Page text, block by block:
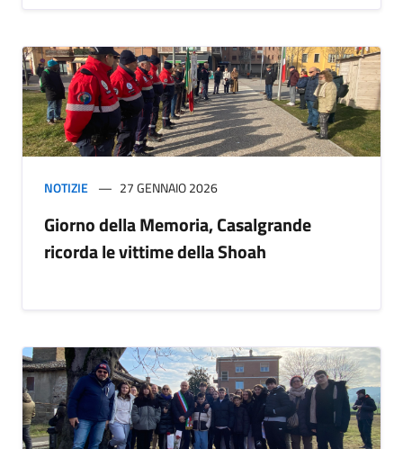
NOTIZIE 27 GENNAIO 2026
Giorno della Memoria, Casalgrande
ricorda le vittime della Shoah